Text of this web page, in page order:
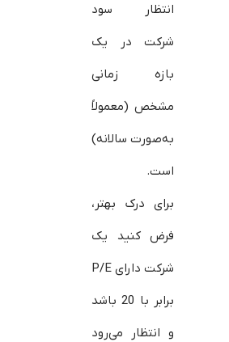
انتظار سود
شرکت در یک
بازه زمانی
مشخص (معمولاً
به‌صورت سالانه)
است.
برای درک بهتر،
فرض کنید یک
شرکت دارای P/E
برابر با 20 باشد
و انتظار می‌رود